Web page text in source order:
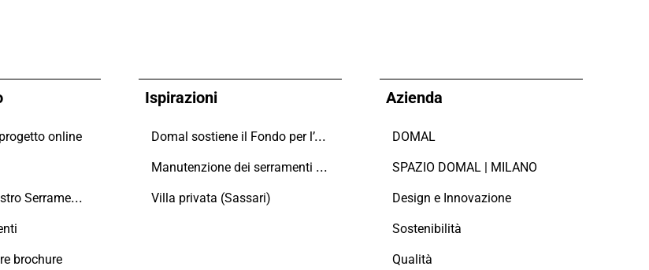
online
Trova il tuo Maestro Serramentista Domal
brochure
Ispirazioni
Domal sostiene il Fondo per l’Ambiente Italiano anche per le Giornate FAI di Primavera 2024
Manutenzione dei serramenti in alluminio
Villa privata (Sassari)
Azienda
DOMAL
SPAZIO DOMAL | MILANO
Design e Innovazione
Sostenibilità
Qualità